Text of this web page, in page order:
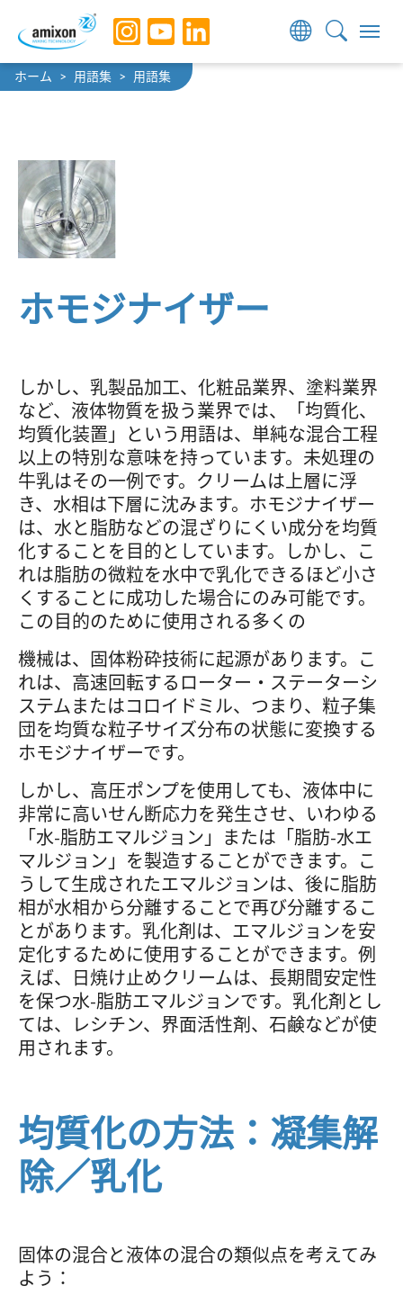
Skip to main navigation
Skip to main content
Skip to page footer
You are here:
ホーム 用語集 用語集
ホモジナイザー
しかし、乳製品加工、化粧品業界、塗料業界
など、液体物質を扱う業界では、「均質化、
均質化装置」という用語は、単純な混合工程
以上の特別な意味を持っています。未処理の
牛乳はその一例です。クリームは上層に浮
き、水相は下層に沈みます。ホモジナイザー
は、水と脂肪などの混ざりにくい成分を均質
化することを目的としています。しかし、こ
れは脂肪の微粒を水中で乳化できるほど小さ
くすることに成功した場合にのみ可能です。
この目的のために使用される多くの
機械は、固体粉砕技術に起源があります。こ
れは、高速回転するローター・ステーターシ
ステムまたはコロイドミル、つまり、粒子集
団を均質な粒子サイズ分布の状態に変換する
ホモジナイザーです。
しかし、高圧ポンプを使用しても、液体中に
非常に高いせん断応力を発生させ、いわゆる
「水-脂肪エマルジョン」または「脂肪-水エ
マルジョン」を製造することができます。こ
うして生成されたエマルジョンは、後に脂肪
相が水相から分離することで再び分離するこ
とがあります。乳化剤は、エマルジョンを安
定化するために使用することができます。例
えば、日焼け止めクリームは、長期間安定性
を保つ水-脂肪エマルジョンです。乳化剤とし
ては、レシチン、界面活性剤、石鹸などが使
用されます。
均質化の方法：凝集解
除／乳化
固体の混合と液体の混合の類似点を考えてみ
よう：